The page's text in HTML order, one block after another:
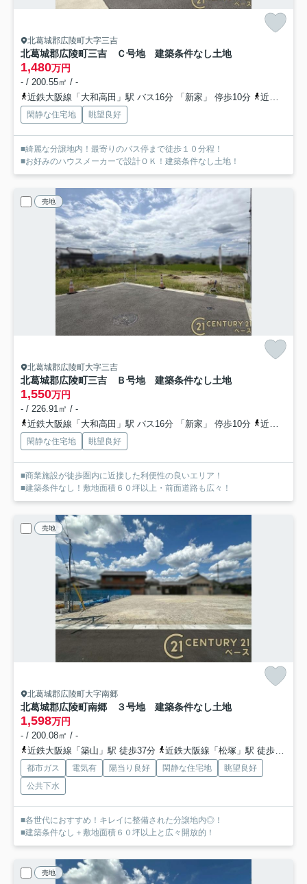
北葛城郡広陵町大字三吉
北葛城郡広陵町三吉 Ｃ号地 建築条件なし土地
1,480万円
- / 200.55㎡ / -
近鉄大阪線「大和高田」駅 バス16分 「新家」 停歩10分
近鉄田原本線「箸尾」駅 徒歩31分
閑静な住宅地 眺望良好
■綺麗な分譲地内！最寄りのバス停まで徒歩１０分程！
■お好みのハウスメーカーで設計ＯＫ！建築条件なし土地！
売地
北葛城郡広陵町大字三吉
北葛城郡広陵町三吉 Ｂ号地 建築条件なし土地
1,550万円
- / 226.91㎡ / -
近鉄大阪線「大和高田」駅 バス16分 「新家」 停歩10分
近鉄田原本線「箸尾」駅 徒歩31分
閑静な住宅地 眺望良好
■商業施設が徒歩圏内に近接した利便性の良いエリア！
■建築条件なし！敷地面積６０坪以上・前面道路も広々！
売地
北葛城郡広陵町大字南郷
北葛城郡広陵町南郷 ３号地 建築条件なし土地
1,598万円
- / 200.08㎡ / -
近鉄大阪線「築山」駅 徒歩37分
近鉄大阪線「松塚」駅 徒歩37分
都市ガス 電気有 陽当り良好 閑静な住宅地
眺望良好
公共下水
■各世代におすすめ！キレイに整備された分譲地内◎！
■建築条件なし＋敷地面積６０坪以上と広々開放的！
売地